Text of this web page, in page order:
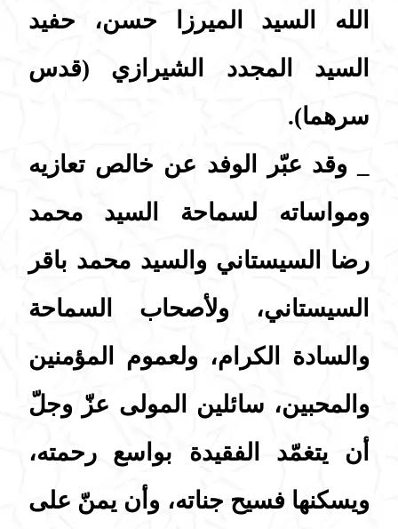
الله السيد الميرزا حسن، حفيد
السيد المجدد الشيرازي (قدس
سرهما).
_ وقد عبّر الوفد عن خالص تعازيه
ومواساته لسماحة السيد محمد
رضا السيستاني والسيد محمد باقر
السيستاني، ولأصحاب السماحة
والسادة الكرام، ولعموم المؤمنين
والمحبين، سائلين المولى عزّ وجلّ
أن يتغمّد الفقيدة بواسع رحمته،
ويسكنها فسيح جناته، وأن يمنّ على